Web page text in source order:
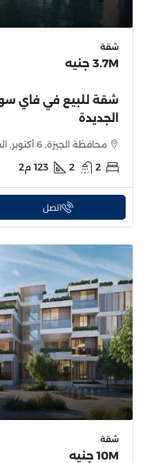
شقة
3.7M جنيه
شقة للبيع في فاي
الجديدة
محافظة الجيزة, 6 أكتوبر, الشيخ زايد
2
2
123 م2
اتصل
شقة
10M جنيه